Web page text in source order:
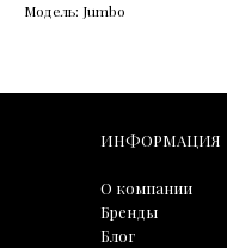
Модель: Jumbo
ИНФОРМАЦИЯ
О компании
Бренды
Блог